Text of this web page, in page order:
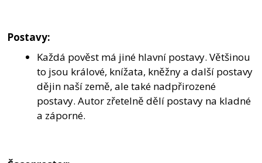
Postavy:
Každá pověst má jiné hlavní postavy. Většinou
to jsou králové, knížata, kněžny a další postavy
dějin naší země, ale také nadpřirozené
postavy. Autor zřetelně dělí postavy na kladné
a záporné.